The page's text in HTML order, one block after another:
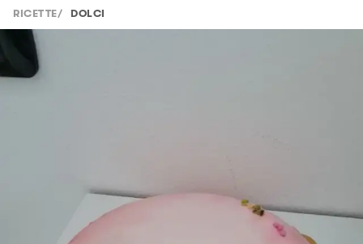
RICETTE/ DOLCI